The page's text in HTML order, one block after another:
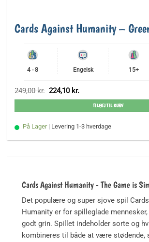
Cards Against Humanity –
4 - 8 Engelsk 15+
249,00kr. Den
oprindelige
pris
249,00 kr..
224,10 kr.
aktuelle
pris
224,10 kr..
TILFØJ TIL KURV
På Lager | Levering 1-3 hverdage
Cards Against Humanity - The Game is
Det populære og super sjove spil
Humanity er for spilleglade
godt grin. Spillet indeholder sorte og
kombineres til både at være stødende,